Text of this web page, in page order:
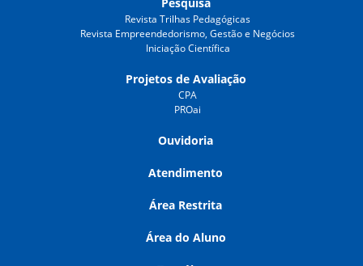
Revista Trilhas Pedagógicas
Revista Empreendedorismo, Gestão e Negócios
Iniciação Científica
Projetos de Avaliação
CPA
PROai
Ouvidoria
Atendimento
Área Restrita
Área do Aluno